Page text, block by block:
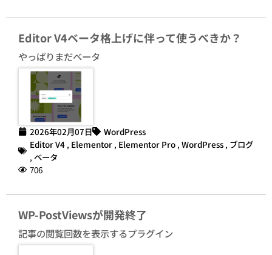
Editor V4ベータ格上げに伴って使うべきか？
やっぱりまだベータ
2026年02月07日
WordPress
Editor V4 , Elementor , Elementor Pro , WordPress , ブログ
, ベータ
706
WP-PostViewsが開発終了
記事の閲覧回数を表示するプラグイン